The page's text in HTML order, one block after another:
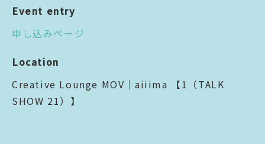
Event entry
申し込みページ
Location
Creative Lounge MOV｜aiiima 【1（TALK
SHOW 21）】